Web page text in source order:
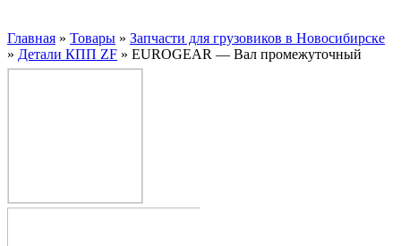
Главная » Товары » Запчасти для грузовиков в Новосибирске
» Детали КПП ZF » EUROGEAR — Вал промежуточный